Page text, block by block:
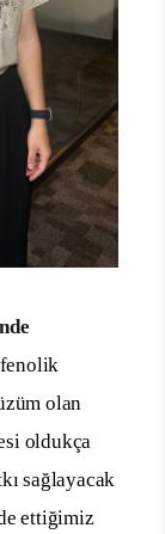
fenolik
olan
oldukça
sağlayacak
ettiğimiz